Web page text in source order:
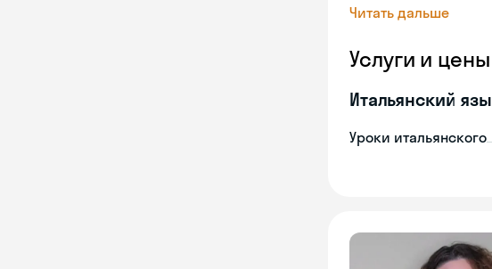
Читать дальше
Услуги и цены
Итальянский
Уроки итальянского